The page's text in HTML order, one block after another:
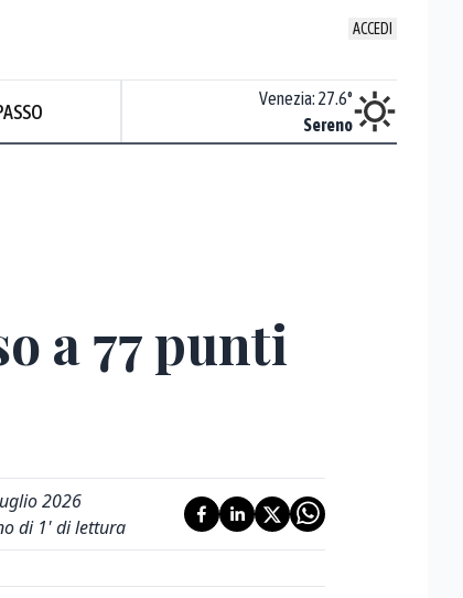
ACCEDI
Nuvoloso
Venezia: 27.6°
Sereno
a 77 punti
2026
di 1' di lettura